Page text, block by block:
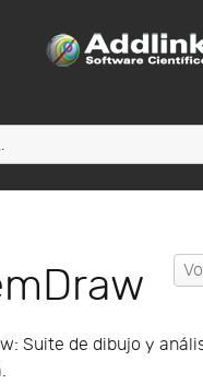
Suite de dibujo y